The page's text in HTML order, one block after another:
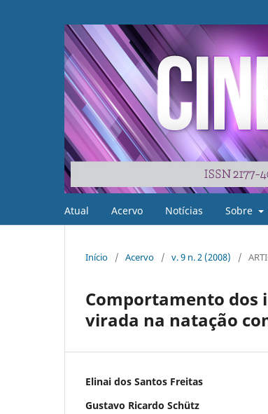
Atual Acervo Notícias Sobre
Início / Acervo / v. 9 n. 2 (2008) /
Comportamento dos
virada na natação
Elinai dos Santos Freitas
Gustavo Ricardo Schütz